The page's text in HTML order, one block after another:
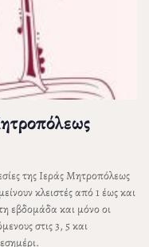
της Ιεράς Μητροπόλεως
κλειστές από 1 έως και
εβδομάδα και μόνο οι
στις 3, 5 και